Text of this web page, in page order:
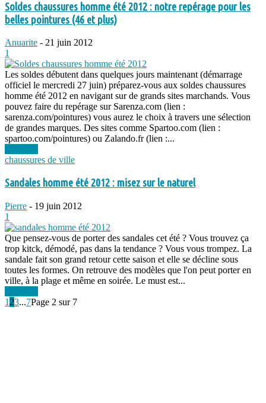
Soldes chaussures homme été 2012 : notre repérage pour les
belles pointures (46 et plus)
Anuarite - 21 juin 2012
1
Les soldes débutent dans quelques jours maintenant (démarrage
officiel le mercredi 27 juin) préparez-vous aux soldes chaussures
homme été 2012 en navigant sur de grands sites marchands. Vous
pouvez faire du repérage sur Sarenza.com (lien :
sarenza.com/pointures) vous aurez le choix à travers une sélection
de grandes marques. Des sites comme Spartoo.com (lien :
spartoo.com/pointures) ou Zalando.fr (lien :...
chaussures de ville
Sandales homme été 2012 : misez sur le naturel
Pierre - 19 juin 2012
1
Que pensez-vous de porter des sandales cet été ? Vous trouvez ça
trop kitck, démodé, pas dans la tendance ? Vous vous trompez. La
sandale fait son grand retour cette saison et elle se décline sous
toutes les formes. On retrouve des modèles que l'on peut porter en
ville, à la plage et même en soirée. Le must est...
1 23...7Page 2 sur 7